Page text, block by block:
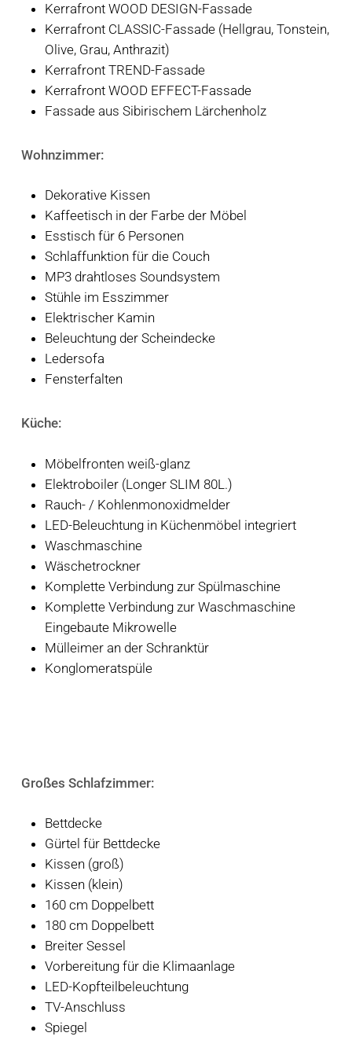
Kerrafront WOOD DESIGN-Fassade
Kerrafront CLASSIC-Fassade (Hellgrau, Tonstein,
Olive, Grau, Anthrazit)
Kerrafront TREND-Fassade
Kerrafront WOOD EFFECT-Fassade
Fassade aus Sibirischem Lärchenholz
Wohnzimmer:
Dekorative Kissen
Kaffeetisch in der Farbe der Möbel
Esstisch für 6 Personen
Schlaffunktion für die Couch
MP3 drahtloses Soundsystem
Stühle im Esszimmer
Elektrischer Kamin
Beleuchtung der Scheindecke
Ledersofa
Fensterfalten
Küche:
Möbelfronten weiß-glanz
Elektroboiler (Longer SLIM 80L.)
Rauch- / Kohlenmonoxidmelder
LED-Beleuchtung in Küchenmöbel integriert
Waschmaschine
Wäschetrockner
Komplette Verbindung zur Spülmaschine
Komplette Verbindung zur Waschmaschine
Eingebaute Mikrowelle
Mülleimer an der Schranktür
Konglomeratspüle
Großes Schlafzimmer:
Bettdecke
Gürtel für Bettdecke
Kissen (groß)
Kissen (klein)
160 cm Doppelbett
180 cm Doppelbett
Breiter Sessel
Vorbereitung für die Klimaanlage
LED-Kopfteilbeleuchtung
TV-Anschluss
Spiegel